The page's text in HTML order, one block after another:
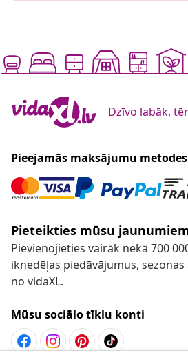
Dzīvo labāk,
Pieejamās maksājumu metodes
Pieteikties mūsu
Pievienojieties vairāk nekā 700
iknedēļas piedāvājumus,
no vidaXL.
Mūsu sociālo tīklu konti